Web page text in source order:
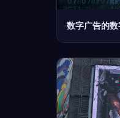
数字广告的